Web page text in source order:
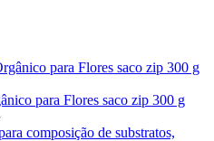
para Flores saco zip 300 g